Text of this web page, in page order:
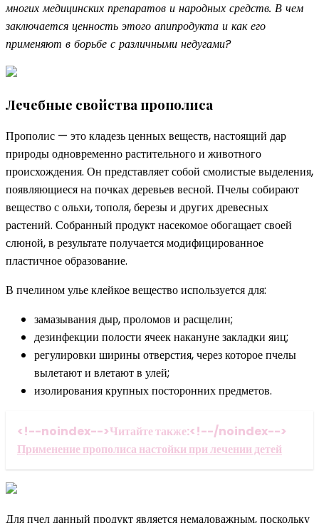
многих медицинских препаратов и народных средств. В чем
заключается ценность этого апипродукта и как его
применяют в борьбе с различными недугами?
Лечебные свойства прополиса
Прополис — это кладезь ценных веществ, настоящий дар
природы одновременно растительного и животного
происхождения. Он представляет собой смолистые выделения,
появляющиеся на почках деревьев весной. Пчелы собирают
вещество с ольхи, тополя, березы и других древесных
растений. Собранный продукт насекомое обогащает своей
слюной, в результате получается модифицированное
пластичное образование.
В пчелином улье клейкое вещество используется для:
замазывания дыр, проломов и расщелин;
дезинфекции полости ячеек накануне закладки яиц;
регулировки ширины отверстия, через которое пчелы
вылетают и влетают в улей;
изолирования крупных посторонних предметов.
<!--noindex-->Читайте также:<!--/noindex-->
Применение прополиса настойки при лечении детей
Для пчел данный продукт является немаловажным, поскольку